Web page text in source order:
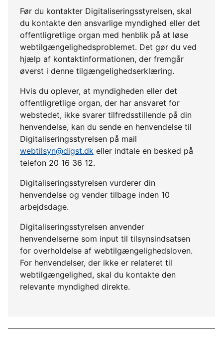
Før du kontakter Digitaliseringsstyrelsen, skal
du kontakte den ansvarlige myndighed eller det
offentligretlige organ med henblik på at løse
webtilgængelighedsproblemet. Det gør du ved
hjælp af kontaktinformationen, der fremgår
øverst i denne tilgængelighedserklæring.
Hvis du oplever, at myndigheden eller det
offentligretlige organ, der har ansvaret for
webstedet, ikke svarer tilfredsstillende på din
henvendelse, kan du sende en henvendelse til
Digitaliseringsstyrelsen på mail
webtilsyn@digst.dk eller indtale en besked på
telefon 20 16 36 12.
Digitaliseringsstyrelsen vurderer din
henvendelse og vender tilbage inden 10
arbejdsdage.
Digitaliseringsstyrelsen anvender
henvendelserne som input til tilsynsindsatsen
for overholdelse af webtilgængelighedsloven.
For henvendelser, der ikke er relateret til
webtilgængelighed, skal du kontakte den
relevante myndighed direkte.